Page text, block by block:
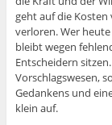
geht auf die
verloren. Wer
bleibt wegen
Entscheidern
Vorschlagswesen,
Gedankens und
klein auf.